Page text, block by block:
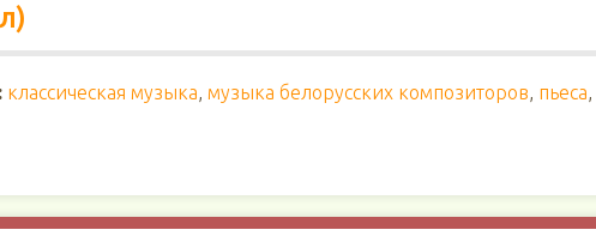
классическая музыка, музыка белорусских композиторов, пьеса,